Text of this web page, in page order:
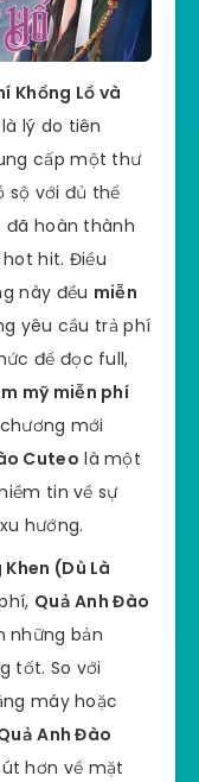
Khổng Lồ và
lý do tiên
cấp một thư
sộ với đủ thể
đã hoàn thành
hit. Điều
này đều miễn
yêu cầu trả phí
để đọc full,
mỹ miễn phí
mới
Cuteo là một
tin về sự
hướng.
(Dù Là
Quả Anh Đào
những bản
tốt. So với
máy hoặc
Anh Đào
hơn về mặt